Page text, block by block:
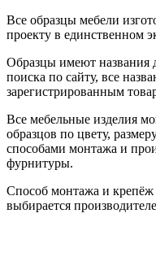
Все образцы мебели
проекту в единственном
Образцы имеют названия
поиска по сайту, все
зарегистрированным
Все мебельные изделия
образцов по цвету,
способами монтажа и
фурнитуры.
Способ монтажа и крепёж
выбирается